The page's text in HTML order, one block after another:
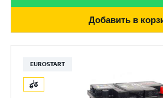
Добавить в
EUROSTART